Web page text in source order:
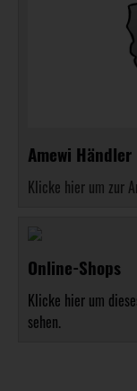
Amewi Händler
Klicke hier um zur
Online-Shops
Klicke hier um
sehen.